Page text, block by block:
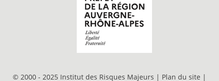
© 2000 - 2025 Institut des Risques Majeurs | Plan du site |